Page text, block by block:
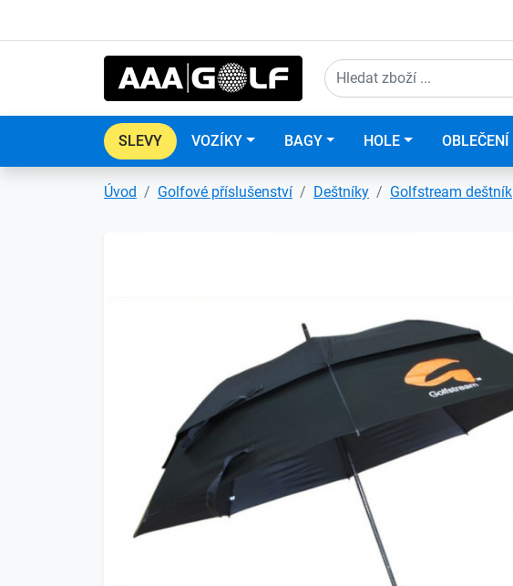
SLEVY VOZÍKY BAGY HOLE OBLEČENÍ
Úvod Golfové příslušenství Deštníky Golfstream deštník